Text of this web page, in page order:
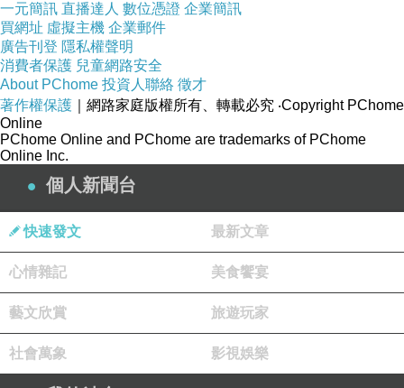
感謝分享!
男人必須有的http://www.yyj.tw/
乙級美睫師0915551807
很棒的分享
http://www.pavilionup.com
到處逛逛~http://www.av1f.info
看更多回應
一元簡訊 直播達人 數位憑證 企業簡訊
買網址 虛擬主機 企業郵件
廣告刊登 隱私權聲明
消費者保護 兒童網路安全
About PChome 投資人聯絡 徵才
著作權保護 ｜網路家庭版權所有、轉載必究 ‧Copyright PChome
Online
PChome Online and PChome are trademarks of PChome
Online Inc.
個人新聞台
快速發文 最新文章
心情雜記 美食饗宴
藝文欣賞 旅遊玩家
社會萬象 影視娛樂